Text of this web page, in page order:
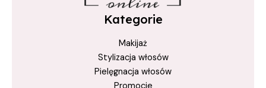
trwałe prostowanie włosów
Włosy Zniszczone
Kategorie
Makijaż
Stylizacja włosów
Pielęgnacja włosów